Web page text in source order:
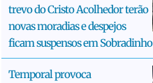
trevo do Cristo Acolhedor terão
novas moradias e despejos
ficam suspensos em Sobradinho
Temporal provoca